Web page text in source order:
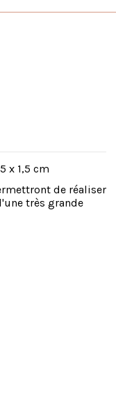
x 1,5 cm
de réaliser
très grande